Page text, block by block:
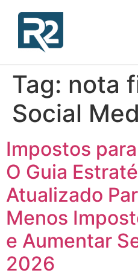
Tag: nota
Social
Impostos
O Guia
Atualizado
Menos
e Aumentar
2026